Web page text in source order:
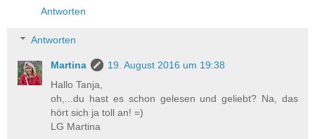
Antworten
Antworten
Martina
19. August 2016 um 19:38
Hallo Tanja,
oh,...du hast es schon gelesen und geliebt? Na, das
hört sich ja toll an! =)
LG Martina